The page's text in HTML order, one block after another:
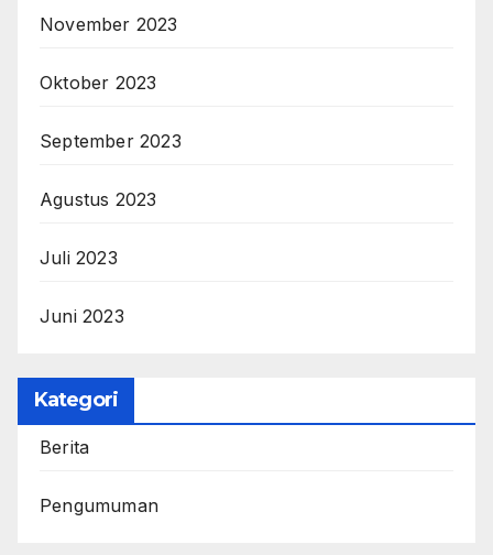
November 2023
Oktober 2023
September 2023
Agustus 2023
Juli 2023
Juni 2023
Kategori
Berita
Pengumuman